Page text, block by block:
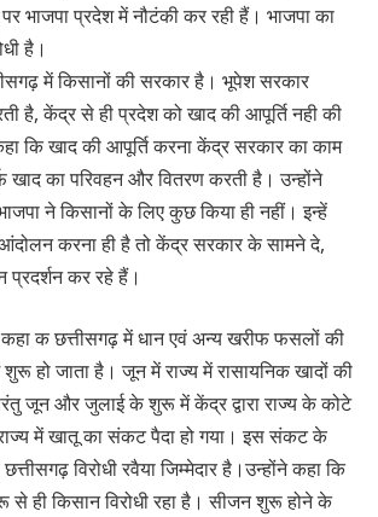
भाजपा प्रदेश में नौटंकी कर रही हैं। भाजपा का
है।
में किसानों की सरकार है। भूपेश सरकार
है, केंद्र से ही प्रदेश को खाद की आपूर्ति नही की
कि खाद की आपूर्ति करना केंद्र सरकार का काम
खाद का परिवहन और वितरण करती है। उन्होंने
ने किसानों के लिए कुछ किया ही नहीं। इन्हें
करना ही है तो केंद्र सरकार के सामने दे,
कर रहे हैं।
क छत्तीसगढ़ में धान एवं अन्य खरीफ फसलों की
हो जाता है। जून में राज्य में रासायनिक खादों की
जून और जुलाई के शुरू में केंद्र द्वारा राज्य के कोटे
में खातू का संकट पैदा हो गया। इस संकट के
विरोधी रवैया जिम्मेदार है।उन्होंने कहा कि
से ही किसान विरोधी रहा है। सीजन शुरू होने के